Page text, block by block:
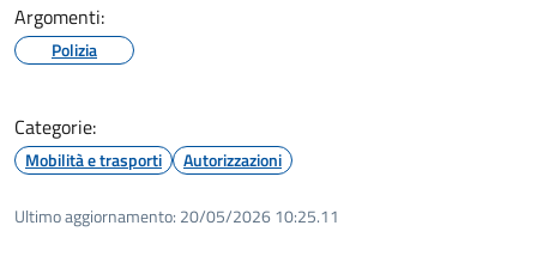
Argomenti:
Polizia
Categorie:
Mobilità e trasporti Autorizzazioni
Ultimo aggiornamento: 20/05/2026 10:25.11